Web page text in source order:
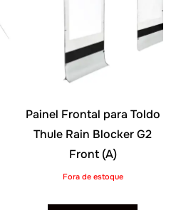
Painel Frontal para Toldo
Thule Rain Blocker G2
Front (A)
Fora de estoque